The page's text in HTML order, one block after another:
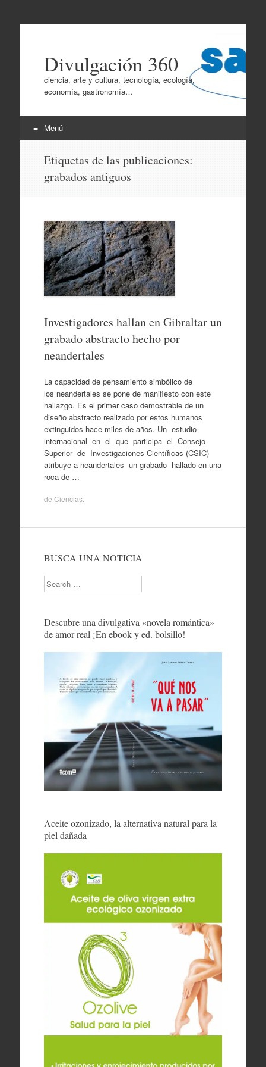
Divulgación 360
ciencia, arte y cultura, tecnología, ecología,
economía, gastronomía…
Menú
contenido
Etiquetas de las publicaciones:
grabados antiguos
Investigadores hallan en Gibraltar un
grabado abstracto hecho por
neandertales
La capacidad de pensamiento simbólico de
los neandertales se pone de manifiesto con este
hallazgo. Es el primer caso demostrable de un
diseño abstracto realizado por estos humanos
extinguidos hace miles de años. Un estudio
internacional en el que participa el Consejo
Superior de Investigaciones Científicas (CSIC)
atribuye a neandertales un grabado hallado en una
roca de …
de Ciencias.
BUSCA UNA NOTICIA
Search
Descubre una divulgativa «novela romántica»
de amor real ¡En ebook y ed. bolsillo!
Aceite ozonizado, la alternativa natural para la
piel dañada